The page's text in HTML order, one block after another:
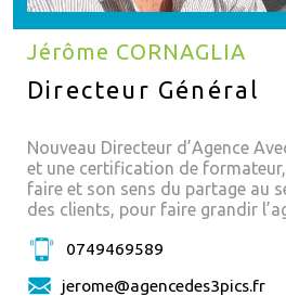
Jérôme CORNAGLIA
Directeur Général
Nouveau Directeur d’Agence
et une certification de
faire et son sens du partage au
des clients, pour faire grandir
0749469589
jerome@agencedes3pics.fr